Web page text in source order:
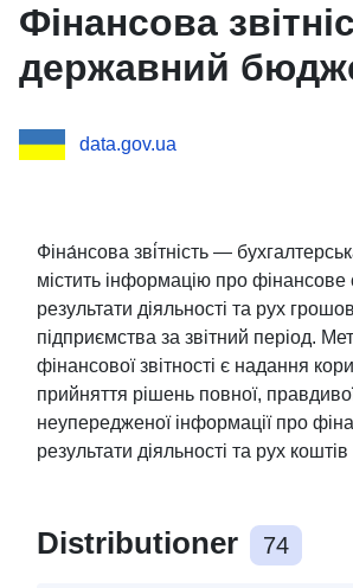
Фінансова
державний
data.gov.ua
Фіна́нсова зві́тність —
містить інформацію про
результати діяльності та рух
підприємства за звітний період.
фінансової звітності є надання
прийняття рішень повної,
неупередженої інформації про
результати діяльності та рух
Distributioner 74